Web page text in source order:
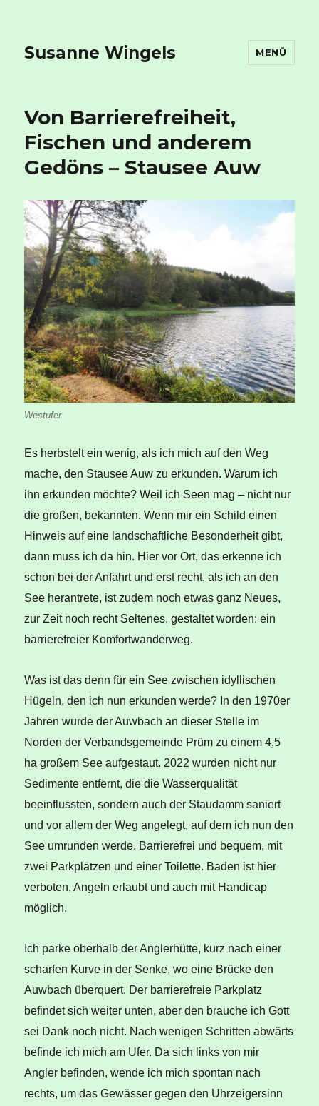
Susanne Wingels MENÜ
Von Barrierefreiheit,
Fischen und anderem
Gedöns – Stausee Auw
Westufer
Es herbstelt ein wenig, als ich mich auf den Weg
mache, den Stausee Auw zu erkunden. Warum ich
ihn erkunden möchte? Weil ich Seen mag – nicht nur
die großen, bekannten. Wenn mir ein Schild einen
Hinweis auf eine landschaftliche Besonderheit gibt,
dann muss ich da hin. Hier vor Ort, das erkenne ich
schon bei der Anfahrt und erst recht, als ich an den
See herantrete, ist zudem noch etwas ganz Neues,
zur Zeit noch recht Seltenes, gestaltet worden: ein
barrierefreier Komfortwanderweg.
Was ist das denn für ein See zwischen idyllischen
Hügeln, den ich nun erkunden werde? In den 1970er
Jahren wurde der Auwbach an dieser Stelle im
Norden der Verbandsgemeinde Prüm zu einem 4,5
ha großem See aufgestaut. 2022 wurden nicht nur
Sedimente entfernt, die die Wasserqualität
beeinflussten, sondern auch der Staudamm saniert
und vor allem der Weg angelegt, auf dem ich nun den
See umrunden werde. Barrierefrei und bequem, mit
zwei Parkplätzen und einer Toilette. Baden ist hier
verboten, Angeln erlaubt und auch mit Handicap
möglich.
Ich parke oberhalb der Anglerhütte, kurz nach einer
scharfen Kurve in der Senke, wo eine Brücke den
Auwbach überquert. Der barrierefreie Parkplatz
befindet sich weiter unten, aber den brauche ich Gott
sei Dank noch nicht. Nach wenigen Schritten abwärts
befinde ich mich am Ufer. Da sich links von mir
Angler befinden, wende ich mich spontan nach
rechts, um das Gewässer gegen den Uhrzeigersinn